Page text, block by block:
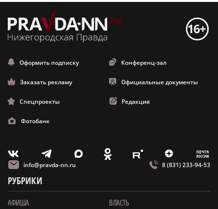
Оформить подписку Конференц-зал
Заказать рекламу Официальные документы
Спецпроекты Редакция
Фотобанк
V T X O E Z m
info@pravda-nn.ru 8 (831) 233-94-53
РУБРИКИ
АФИША
ВЛАСТЬ